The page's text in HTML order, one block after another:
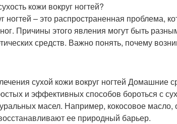
кожи вокруг ногтей?
ногтей – это распространенная проблема,
Причины этого явления могут быть
средств. Важно понять, почему
сухой кожи вокруг ногтей Домашние
и эффективных способов бороться с
масел. Например, кокосовое
ее природный барьер.